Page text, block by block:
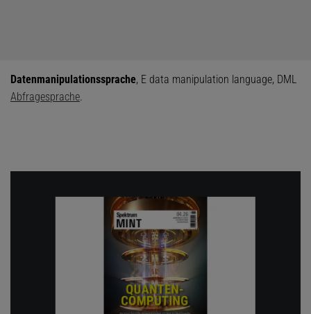
Datenmanipulationssprache, E data manipulation language, DML
Abfragesprache.